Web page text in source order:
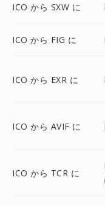
ICO から SXW に
ICO から FIG に
ICO から EXR に
ICO から AVIF に
ICO から TCR に